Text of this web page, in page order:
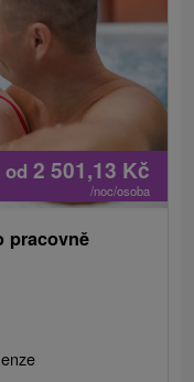
od 2 501,13 Kč
/noc/osoba
pracovně